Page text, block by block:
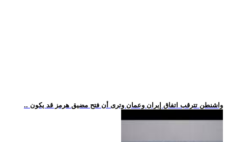
.. واشنطن تترقب اتفاق إيران وعمان وترى أن فتح مضيق هرمز قد يكون